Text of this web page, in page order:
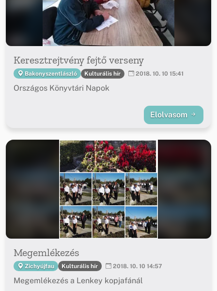
Keresztrejtvény fejtő verseny
Bakonyszentlászló Kulturális hír 2018. 10. 10 15:41
Országos Könyvtári Napok
Elolvasom
Megemlékezés
Zichyújfau Kulturális hír 2018. 10. 10 14:57
Megemlékezés a Lenkey kopjafánál